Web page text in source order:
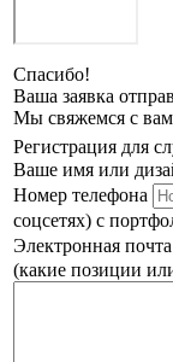
Спасибо!
Ваша заявка
Мы свяжемся с
Регистрация для
Ваше имя или
Номер телефона
соцсетях) с
Электронная почта
(какие позиции